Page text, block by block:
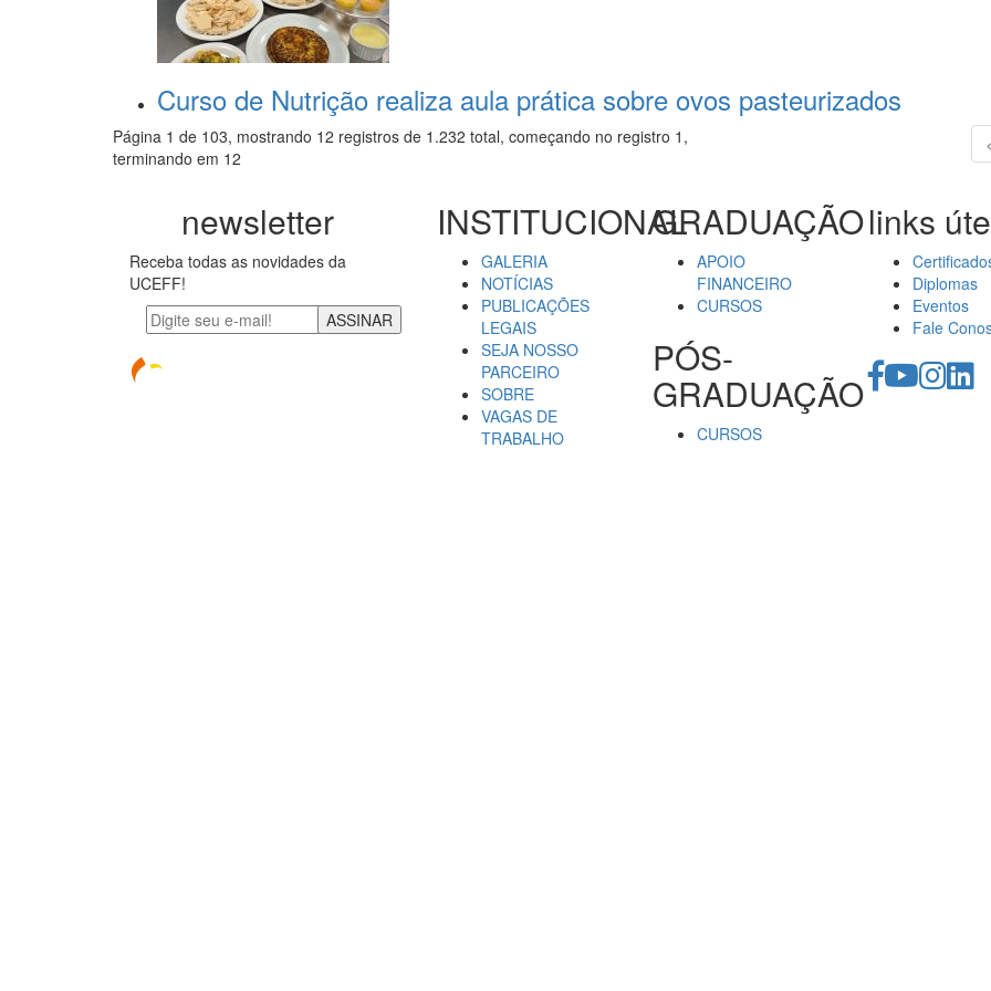
Curso de Nutrição realiza aula prática sobre ovos pasteurizados
Página 1 de 103, mostrando 12 registros de 1.232 total, começando no registro 1,
terminando em 12
newsletter
Receba todas as novidades da
UCEFF!
ASSINAR
INSTITUCIONAL
GALERIA
NOTÍCIAS
PUBLICAÇÕES
LEGAIS
SEJA NOSSO
PARCEIRO
SOBRE
VAGAS DE
TRABALHO
GRADUAÇÃO
APOIO
FINANCEIRO
CURSOS
PÓS-
GRADUAÇÃO
CURSOS
links
Diplomas
Eventos
Fale